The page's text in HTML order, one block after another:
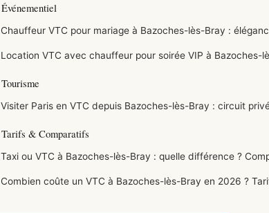
Événementiel
Chauffeur VTC pour mariage à Bazoches-lès-Bray :
Location VTC avec chauffeur pour soirée VIP à Bazoches-
Tourisme
Visiter Paris en VTC depuis Bazoches-lès-Bray : circuit
Tarifs & Comparatifs
Taxi ou VTC à Bazoches-lès-Bray : quelle différence ?
Combien coûte un VTC à Bazoches-lès-Bray en 2026 ?